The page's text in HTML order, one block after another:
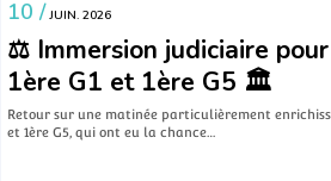
10 / JUIN. 2026
⚖️ Immersion judiciaire
1ère G1 et 1ère G5 🏛️
​Retour sur une matinée particulièrement
et 1ère G5, qui ont eu la chance…